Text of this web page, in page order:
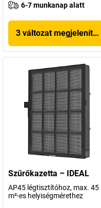
6-7 munkanap alatt
3 változat megjelenítése
Szűrőkazetta – IDEAL
AP45 légtisztítóhoz, max. 45
m²-es helyiségmérethez